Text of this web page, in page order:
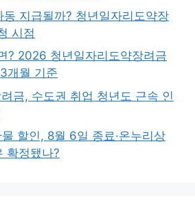
지급될까? 청년일자리도약장
시점
? 2026 청년일자리도약장려금
개월 기준
금, 수도권 취업 청년도 근속 인
할인, 8월 6일 종료·온누리상
확정됐나?